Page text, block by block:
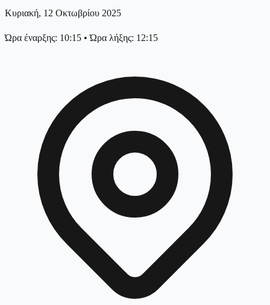
Κυριακή, 12 Οκτωβρίου 2025
Ώρα έναρξης: 10:15 •Ώρα λήξης: 12:15